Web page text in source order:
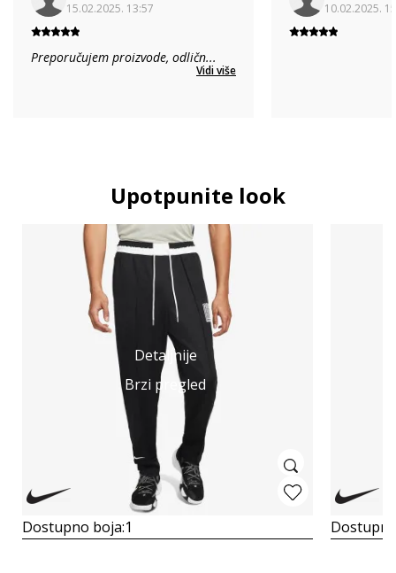
15.02.2025. 13:57
Preporučujem proizvode, odličn...
Vidi više
10.02.2025.
Upotpunite look
Detaljnije
Brzi pregled
Dostupno boja:1